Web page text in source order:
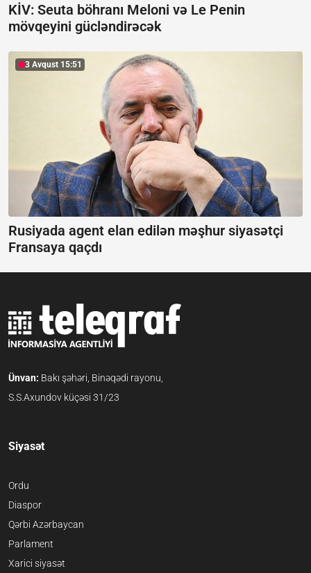
KİV: Seuta böhranı Meloni və Le Penin
mövqeyini gücləndirəcək
3 Avqust 15:51
Rusiyada agent elan edilən məşhur siyasətçi
Fransaya qaçdı
Ünvan: Bakı şəhəri, Binəqədi rayonu,
S.S.Axundov küçəsi 31/23
Siyasət
Ordu
Diaspor
Qərbi Azərbaycan
Parlament
Xarici siyasət